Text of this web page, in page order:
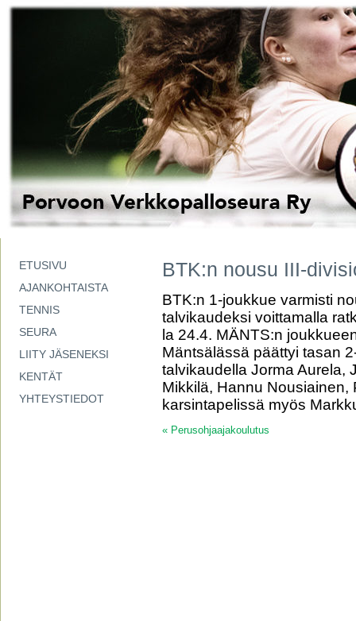
ETUSIVU
AJANKOHTAISTA
TENNIS
SEURA
LIITY JÄSENEKSI
KENTÄT
YHTEYSTIEDOT
BTK:n nousu III-
BTK:n 1-joukkue varmisti
talvikaudeksi voittamalla
la 24.4. MÄNTS:n
Mäntsälässä päättyi tasan
talvikaudella Jorma Aurela,
Mikkilä, Hannu
karsintapelissä myös
« Perusohjaajakoulutus